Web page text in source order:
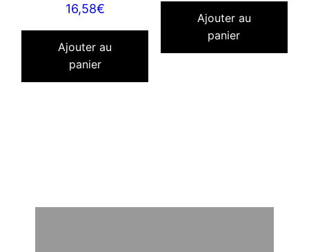
16,58€
Ajouter au
panier
Ajouter au
panier